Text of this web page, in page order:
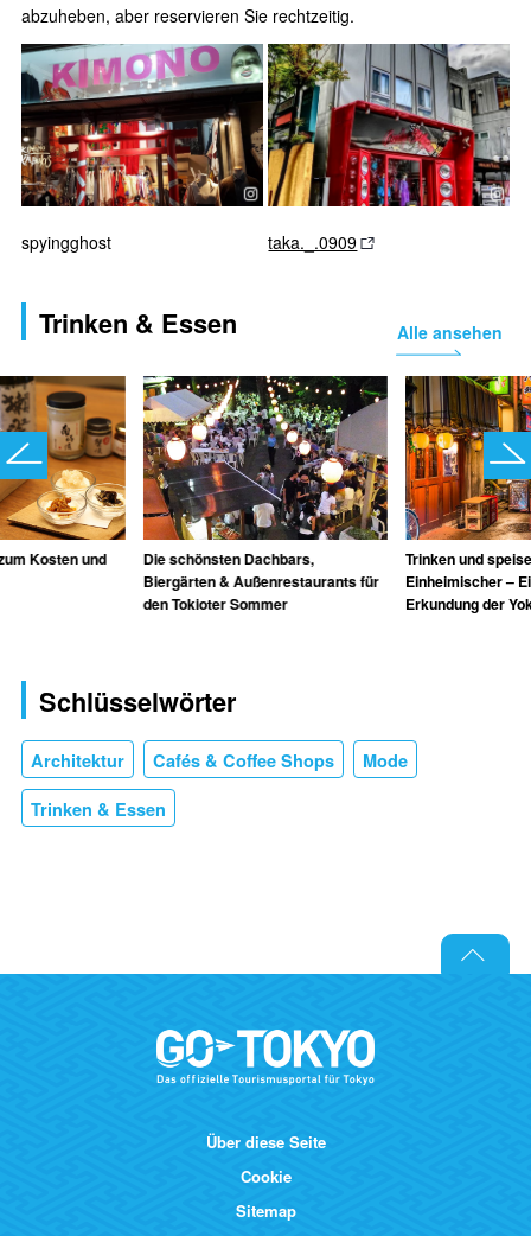
abzuheben, aber reservieren Sie rechtzeitig.
spyingghost taka._.0909
Trinken & Essen Alle ansehen
Kosten und
Die schönsten Dachbars,
Biergärten & Außenrestaurants für
den Tokioter Sommer
Trinken und
Einheimischer –
Erkundung der
Schlüsselwörter
Architektur Cafés & Coffee Shops Mode
Trinken & Essen
Über diese Seite
Cookie
Sitemap